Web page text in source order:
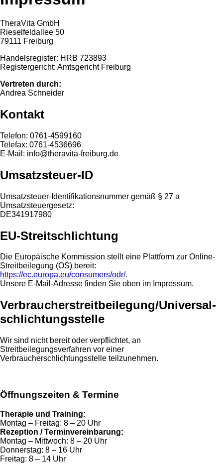
TheraVita GmbH
Rieselfeldallee 50
79111 Freiburg
Handelsregister: HRB 723893
Registergericht: Amtsgericht Freiburg
Vertreten durch:
Andrea Schneider
Kontakt
Telefon: 0761-4599160
Telefax: 0761-4536696
E-Mail: info@theravita-freiburg.de
Umsatzsteuer-ID
Umsatzsteuer-Identifikationsnummer gemäß § 27 a
Umsatzsteuergesetz:
DE341917980
EU-Streitschlichtung
Die Europäische Kommission stellt eine Plattform zur Online-
Streitbeilegung (OS) bereit:
https://ec.europa.eu/consumers/odr/.
Unsere E-Mail-Adresse finden Sie oben im Impressum.
Verbraucher­streit­beilegung/Universal­
schlichtungs­stelle
Wir sind nicht bereit oder verpflichtet, an
Streitbeilegungsverfahren vor einer
Verbraucherschlichtungsstelle teilzunehmen.
Öffnungszeiten & Termine
Therapie und Training:
Montag – Freitag: 8 – 20 Uhr
Rezeption / Terminvereinbarung:
Montag – Mittwoch: 8 – 20 Uhr
Donnerstag: 8 – 16 Uhr
Freitag: 8 – 14 Uhr